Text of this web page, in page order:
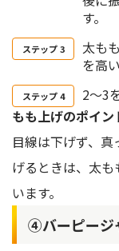
す。
太も
を高
2～3
もも上げのポイン
目線は下げず、
げるときは、太
います。
④バーピージ